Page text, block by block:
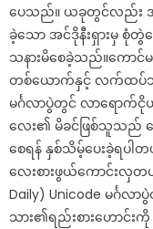
ပေသည်။ ယခုတွင်လည်း အက
ခဲ့သော အင်ဒိုနီးရှားမှ စုံတွဲ
သနားမိစေခဲ့သည်။ကောင်
တစ်ယောက်နှင့် လက်ထပ်သွာ
မင်္ဂလာပွဲတွင် လာရောက်
လေး၏ မိခင်ဖြစ်သူသည် က
စေရန် နှစ်သိမ့်ပေးခဲ့ရပ
လေးစားဖွယ်ကောင်းလှတ
Daily) Unicode မင်္
သား၏ရည်းစားဟောင်း